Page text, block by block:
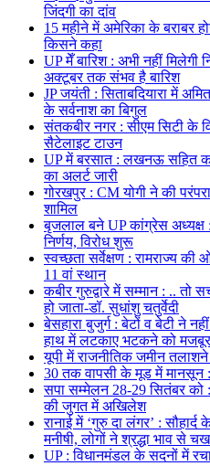
जिंदगी का दांव
15 महीने में अमेरिका के बराबर
किसने कहा
UP मेँ बारिश : अभी नहीं
अक्टूबर तक संभव है बारिश
JP जयंती : सिताबदियारा में
के सर्वनाश का बिगुल
संतकबीर नगर : सीएम सिटी के
सैटेलाइट टाउन
UP में बरसात : लखनऊ सहित कई
का अलर्ट जारी
गोरखपुर : CM योगी ने की
शामिल
बृजलाल बने UP कांग्रेस अध्यक्ष
निर्णय, विरोध शुरू
स्वच्छता सर्वेक्षण : रामराज्य की
11 वां स्थान
कबीर गुरुद्वारे में सम्मान : .. तो
हो जाता-डॉ. सुधांशु चतुर्वेदी
बेसहारा बुजुर्ग : बेटों व बेटी ने
हाथ में लटकाए भटकने को मजबूर
यूपी में राजनीतिक जमीन
30 तक वापसी के मूड में मानसून
सपा सम्मेलन 28-29 सितंबर
की जुगत में अखिलेश
रानाई में ‘गुरु दा लंगर’ :
मनीषी, लोगों ने श्रद्धा भाव से
UP : विधानमंडल के सदनों में